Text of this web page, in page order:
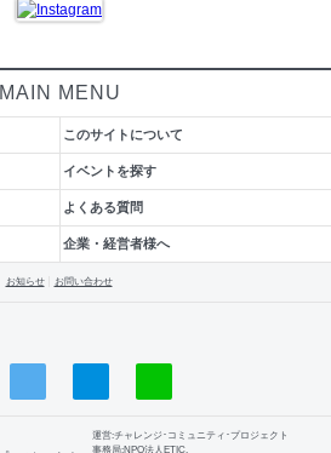
MAIN MENU
このサイトについて
イベントを探す
よくある質問
企業・経営者様へ
お知らせ お問い合わせ
運営:チャレンジ･コミュニティ･プロジェクト
事務局:NPO法人ETIC.